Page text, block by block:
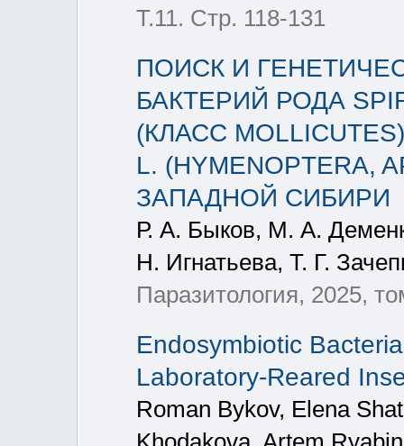
Т.11. Стр. 118-131
ПОИСК И
БАКТЕРИЙ РОДА
(КЛАСС
L.
ЗАПАДНОЙ СИБИРИ
Р. А. Быков, М. А.
Н. Игнатьева, Т. Г.
Паразитология, 2025,
Endosymbiotic
Laboratory-Reared
Roman Bykov, Elena